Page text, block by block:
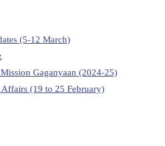
(5-12 March)
Gaganyaan (2024-25)
(19 to 25 February)